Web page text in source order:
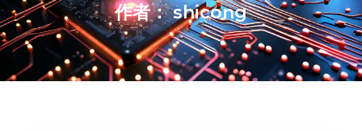
作者：shicong